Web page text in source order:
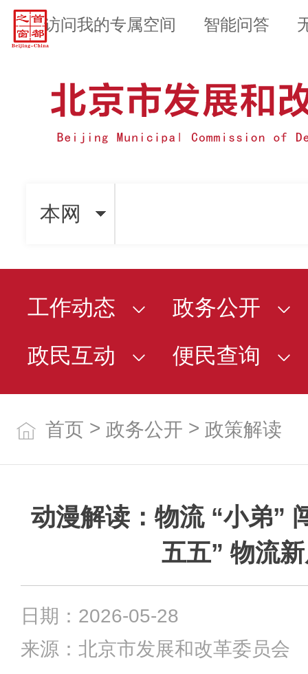
访问我的专属空间 智能问答
本网
工作动态
政务公开
政民互动
便民查询
首页 > 政务公开 > 政策解读
动漫解读：物流 “小弟”
五五” 物流
日期：2026-05-28
来源：北京市发展和改革委员会